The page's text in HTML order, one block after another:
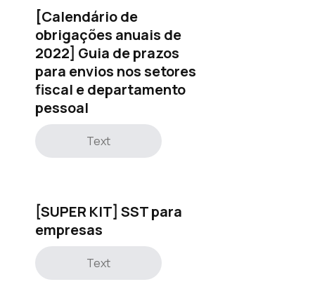
[Calendário de
obrigações anuais de
2022] Guia de prazos
para envios nos setores
fiscal e departamento
pessoal
Text
[SUPER KIT] SST para
empresas
Text